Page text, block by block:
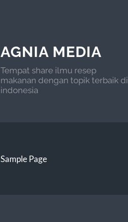
AGNIA MEDIA
Tempat share ilmu resep
makanan dengan topik terbaik di
indonesia
Sample Page